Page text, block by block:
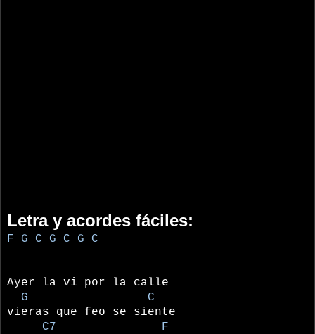
Letra y acordes fáciles:
F G C G C G C
Ayer la vi por la calle
G C
vieras que feo se siente
C7 F